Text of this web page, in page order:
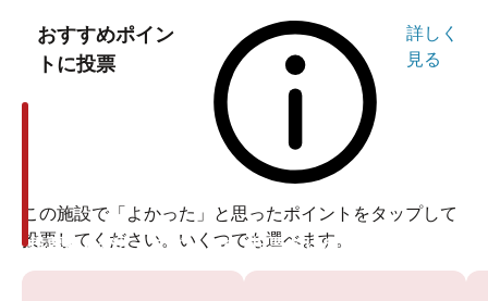
おすすめポイン
トに投票
詳しく
見る
この施設で「よかった」と思ったポイントをタップして
投票してください。いくつでも選べます。
投票ありがとうございます 投票ありがとうございます